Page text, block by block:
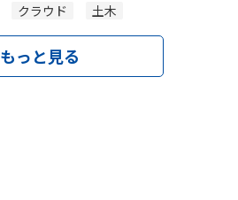
クラウド 土木
もっと見る